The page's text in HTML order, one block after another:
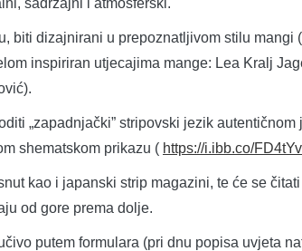
sadržajni i atmosferski.
biti dizajnirani u prepoznatljivom stilu mangi
inspiriran utjecajima mange: Lea Kralj
„zapadnjački” stripovski jezik
shematskom prikazu ( https://i.ibb.co/
kao i japanski strip magazini, te će se čitati
od gore prema dolje.
putem formulara (pri dnu popisa uvjeta